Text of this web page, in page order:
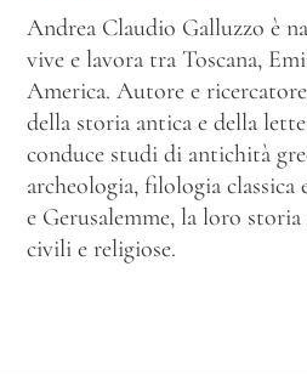
Andrea Claudio Galluzzo è
vive e lavora tra Toscana,
America. Autore e
della storia antica e della
conduce studi di antichità
archeologia, filologia classica
e Gerusalemme, la loro
civili e religiose.